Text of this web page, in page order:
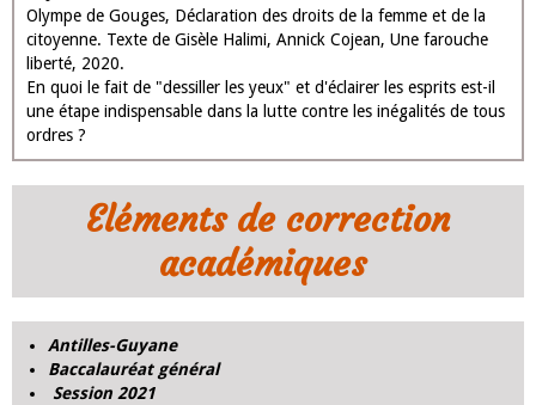
Olympe de Gouges, Déclaration des droits de la femme et de la
citoyenne. Texte de Gisèle Halimi, Annick Cojean, Une farouche
liberté, 2020.
En quoi le fait de "dessiller les yeux" et d'éclairer les esprits est-il
une étape indispensable dans la lutte contre les inégalités de tous
ordres ?
Eléments de correction
académiques
Antilles-Guyane
Baccalauréat général
Session 2021